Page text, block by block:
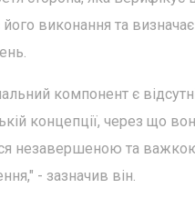
виконання та
компонент є
концепції, через що
незавершеною та
- зазначив він.